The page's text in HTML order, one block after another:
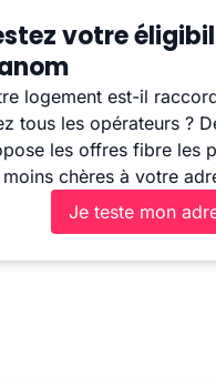
votre
logement est-il
tous les opérateurs ?
les offres fibre les
moins chères à votre
Je teste mon